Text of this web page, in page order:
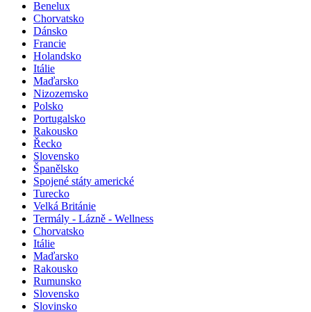
Benelux
Chorvatsko
Dánsko
Francie
Holandsko
Itálie
Maďarsko
Nizozemsko
Polsko
Portugalsko
Rakousko
Řecko
Slovensko
Španělsko
Spojené státy americké
Turecko
Velká Británie
Termály - Lázně - Wellness
Chorvatsko
Itálie
Maďarsko
Rakousko
Rumunsko
Slovensko
Slovinsko